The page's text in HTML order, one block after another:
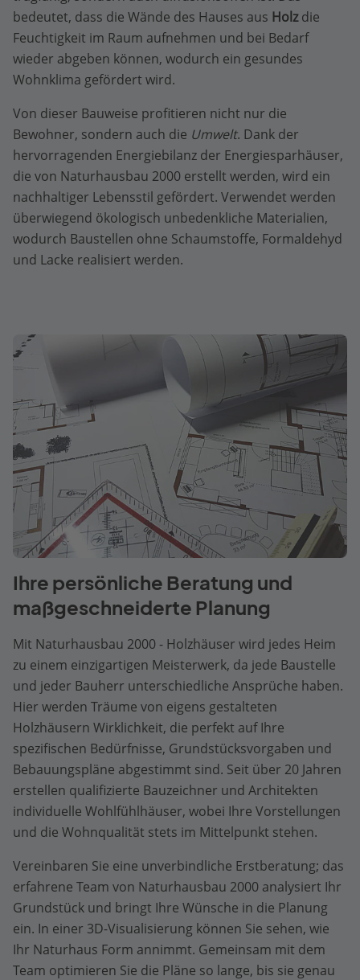
bedeutet, dass die Wände des Hauses aus Holzdie
Feuchtigkeit im Raum aufnehmen und bei Bedarf
wieder abgeben können, wodurch ein gesundes
Wohnklima gefördert wird.
Von dieser Bauweise profitieren nicht nur die
Bewohner, sondern auch die Umwelt. Dank der
hervorragenden Energiebilanz der Energiesparhäuser,
die von Naturhausbau 2000 erstellt werden, wird ein
nachhaltiger Lebensstil gefördert. Verwendet werden
überwiegend ökologisch unbedenkliche Materialien,
wodurch Baustellen ohne Schaumstoffe, Formaldehyd
und Lacke realisiert werden.
Ihre persönliche Beratung und
maßgeschneiderte Planung
Mit Naturhausbau 2000 - Holzhäuser wird jedes Heim
zu einem einzigartigen Meisterwerk, da jede Baustelle
und jeder Bauherr unterschiedliche Ansprüche haben.
Hier werden Träume von eigens gestalteten
Holzhäusern Wirklichkeit, die perfekt auf Ihre
spezifischen Bedürfnisse, Grundstücksvorgaben und
Bebauungspläne abgestimmt sind. Seit über 20 Jahren
erstellen qualifizierte Bauzeichner und Architekten
individuelle Wohlfühlhäuser, wobei Ihre Vorstellungen
und die Wohnqualität stets im Mittelpunkt stehen.
Vereinbaren Sie eine unverbindliche Erstberatung; das
erfahrene Team von Naturhausbau 2000 analysiert Ihr
Grundstück und bringt Ihre Wünsche in die Planung
ein. In einer 3D-Visualisierung können Sie sehen, wie
Ihr Naturhaus Form annimmt. Gemeinsam mit dem
Team optimieren Sie die Pläne so lange, bis sie genau